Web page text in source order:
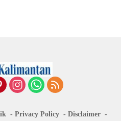
Privacy Policy Disclaimer